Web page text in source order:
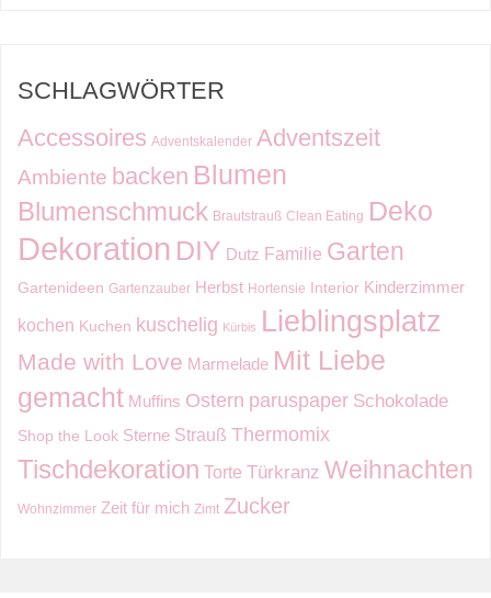
SCHLAGWÖRTER
Accessoires Adventskalender Adventszeit
Ambiente backen Blumen
Blumenschmuck Brautstrauß Clean Eating Deko
Dekoration DIY Dutz Familie Garten
Gartenideen Gartenzauber Herbst Hortensie Interior Kinderzimmer
kochen Kuchen kuschelig Kürbis Lieblingsplatz
Made with Love Marmelade Mit Liebe
gemacht Muffins Ostern paruspaper Schokolade
Shop the Look Sterne Strauß Thermomix
Tischdekoration Torte Türkranz Weihnachten
Wohnzimmer Zeit für mich Zimt Zucker